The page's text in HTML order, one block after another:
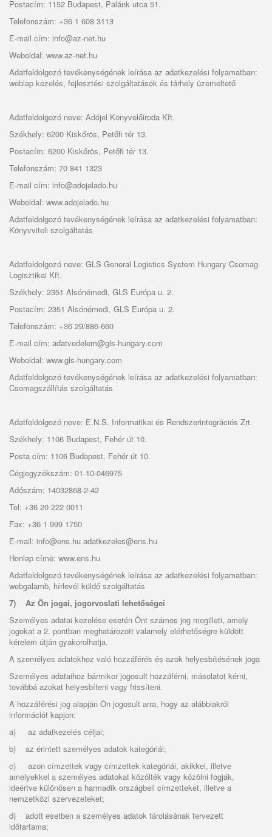
Postacím: 1152 Budapest, Palánk utca 51.
Telefonszám: +36 1 608 3113
E-mail cím: info@az-net.hu
Weboldal: www.az-net.hu
Adatfeldolgozó tevékenységének leírása az adatkezelési folyamatban:
weblap kezelés, fejlesztési szolgáltatások és tárhely üzemeltető
Adatfeldolgozó neve: Adójel Könyvelőiroda Kft.
Székhely: 6200 Kiskőrös, Petőfi tér 13.
Postacím: 6200 Kiskőrös, Petőfi tér 13.
Telefonszám: 70 841 1323
E-mail cím: info@adojelado.hu
Weboldal: www.adojelado.hu
Adatfeldolgozó tevékenységének leírása az adatkezelési folyamatban:
Könyvviteli szolgáltatás
Adatfeldolgozó neve: GLS General Logistics System Hungary Csomag
Logisztikai Kft.
Székhely: 2351 Alsónémedi, GLS Európa u. 2.
Postacím: 2351 Alsónémedi, GLS Európa u. 2.
Telefonszám: +36 29/886-660
E-mail cím: adatvedelem@gls-hungary.com
Weboldal: www.gls-hungary.com
Adatfeldolgozó tevékenységének leírása az adatkezelési folyamatban:
Csomagszállítás szolgáltatás
Adatfeldolgozó neve: E.N.S. Informatikai és Rendszerintegrációs Zrt.
Székhely: 1106 Budapest, Fehér út 10.
Posta cím: 1106 Budapest, Fehér út 10.
Cégjegyzékszám: 01-10-046975
Adószám: 14032868-2-42
Tel: +36 20 222 0011
Fax: +36 1 999 1750
E-mail: info@ens.hu adatkezeles@ens.hu
Honlap címe: www.ens.hu
Adatfeldolgozó tevékenységének leírása az adatkezelési folyamatban:
webgalamb, hírlevél küldő szolgáltatás
7)
Az Ön jogai, jogorvoslati lehetőségei
Személyes adatai kezelése esetén Önt számos jog megilleti, amely
jogokat a 2. pontban meghatározott valamely elérhetőségre küldött
kérelem útján gyakorolhatja.
A személyes adatokhoz való hozzáférés és azok helyesbítésének joga
Személyes adataihoz bármikor jogosult hozzáférni, másolatot kérni,
továbbá azokat helyesbíteni vagy frissíteni.
A hozzáférési jog alapján Ön jogosult arra, hogy az alábbiakról
információt kapjon:
a)
az adatkezelés céljai;
b)
az érintett személyes adatok kategóriái;
c)
azon címzettek vagy címzettek kategóriái, akikkel, illetve
amelyekkel a személyes adatokat közölték vagy közölni fogják,
ideértve különösen a harmadik országbeli címzetteket, illetve a
nemzetközi szervezeteket;
d)
adott esetben a személyes adatok tárolásának tervezett
időtartama;